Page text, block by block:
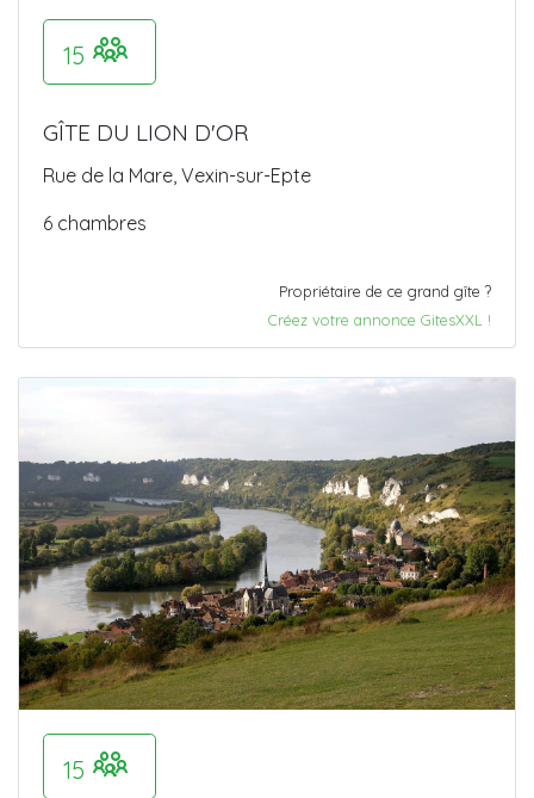
15
GÎTE DU LION D'OR
Rue de la Mare, Vexin-sur-Epte
6 chambres
Propriétaire de ce grand gîte ?
Créez votre annonce GitesXXL !
15